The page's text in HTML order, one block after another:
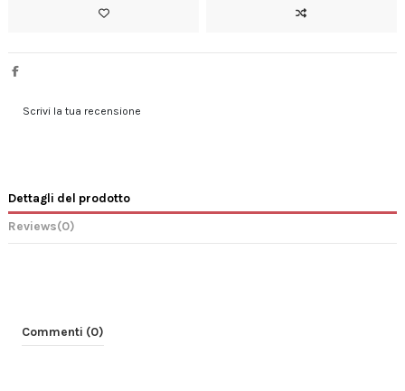
Scrivi la tua recensione
Dettagli del prodotto
Reviews(0)
Commenti (0)